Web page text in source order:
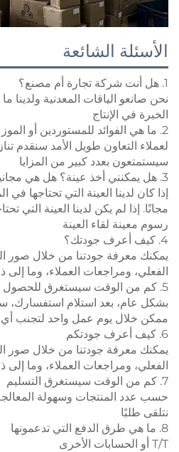
الأسئلة الشائعة
1. هل أنت شركة تجارة أم مصنع؟
الخبرة في الإنتاج
2. ما هي الفوائد للمستوردين أو الموزعين على المدى الطويل؟
لعملاء التعاون طويل الأمد سنقدم
سيستمتعون بعدد كبير من المزايا
3. هل يمكنني أخذ عينة؟ هل هي مجانية؟
إذا كان لدينا العينة التي تحتاجها في
مجانًا. إذا لم يكن لدينا العينة التي
رسوم معينة لقاء العينة
4. كيف أعرف جودتك؟
يمكنك معرفة جودتنا من خلال صور
الفعلي، ومراجعات العملاء، وما إلى
5. كم من الوقت سيستغرق للحصول على السعر؟
بشكل عام، بعد استلام استفسارك،
ممكن خلال يوم عمل واحد لتجنب أي
6. كيف أعرف جودتكم
يمكنك معرفة جودتنا من خلال صور
الفعلي، ومراجعات العملاء، وما إلى
7. كم من الوقت سيستغرق التسليم
حسب عدد المنتجات وسهولة
نتلقى طلبًا
8. ما هي طرق الدفع التي تدعمونها
T/T أو الحسابات الأخرى